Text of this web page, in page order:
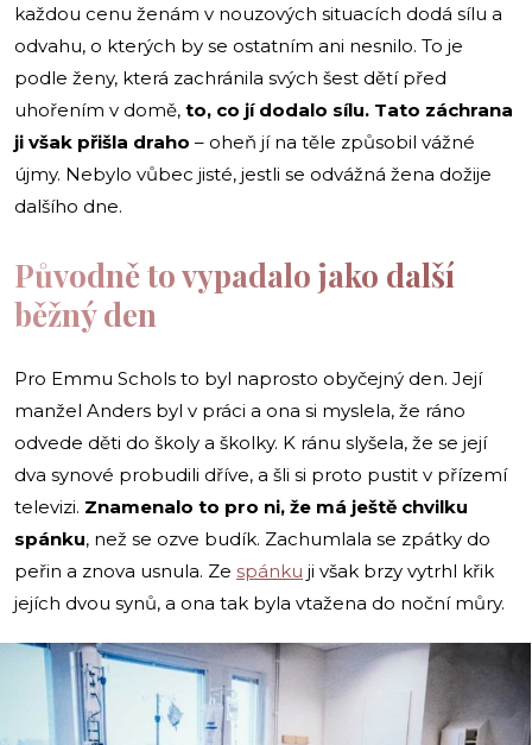
každou cenu ženám v nouzových situacích dodá sílu a
odvahu, o kterých by se ostatním ani nesnilo. To je
podle ženy, která zachránila svých šest dětí před
uhořením v domě, to, co jí dodalo sílu. Tato záchrana
ji však přišla draho – oheň jí na těle způsobil vážné
újmy. Nebylo vůbec jisté, jestli se odvážná žena dožije
dalšího dne.
Původně to vypadalo jako další
běžný den
Pro Emmu Schols to byl naprosto obyčejný den. Její
manžel Anders byl v práci a ona si myslela, že ráno
odvede děti do školy a školky. K ránu slyšela, že se její
dva synové probudili dříve, a šli si proto pustit v přízemí
televizi. Znamenalo to pro ni, že má ještě chvilku
spánku, než se ozve budík. Zachumlala se zpátky do
peřin a znova usnula. Ze spánku ji však brzy vytrhl křik
jejích dvou synů, a ona tak byla vtažena do noční můry.